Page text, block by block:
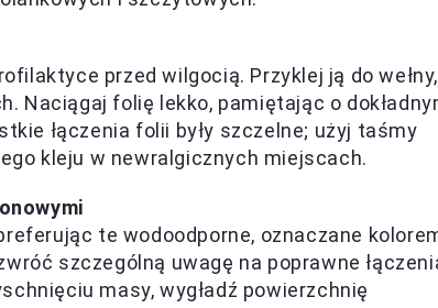
przed wilgocią. Przyklej ją do wełny,
Naciągaj folię lekko, pamiętając o
łączenia folii były szczelne; użyj taśmy
kleju w newralgicznych miejscach.
te wodoodporne, oznaczane
szczególną uwagę na poprawne
masy, wygładź powierzchnię